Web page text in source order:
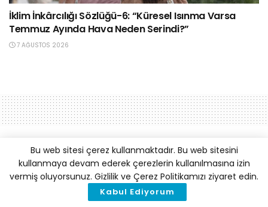
İklim İnkârcılığı Sözlüğü-6: “Küresel Isınma Varsa
Temmuz Ayında Hava Neden Serindi?”
7 AĞUSTOS 2026
Bu web sitesi çerez kullanmaktadır. Bu web sitesini
kullanmaya devam ederek çerezlerin kullanılmasına izin
vermiş oluyorsunuz. Gizlilik ve Çerez Politikamızı ziyaret edin.
Kabul Ediyorum